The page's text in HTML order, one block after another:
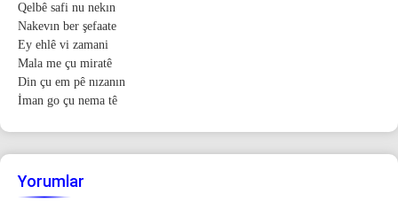
Qelbê safi nu nekın
Nakevın ber şefaate
Ey ehlê vi zamani
Mala me çu miratê
Din çu em pê nızanın
İman go çu nema tê
Yorumlar